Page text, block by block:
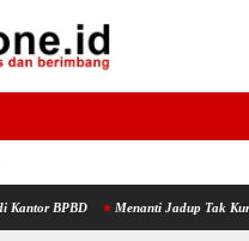
Menanti Jadup Tak Kunjung Cair,